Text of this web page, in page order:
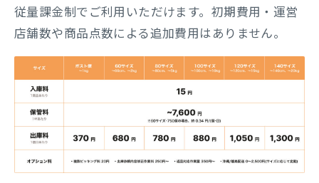
従量課金制でご利用いただけます。初期費用・運営
店舗数や商品点数による追加費用はありません。